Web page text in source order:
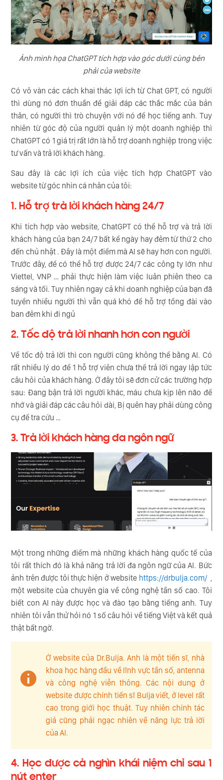
Ảnh minh họa ChatGPT tích hợp vào góc dưới cùng bên
phải của website
Có vô vàn các cách khai thác lợi ích từ Chat GPT, có người
thì dùng nó đơn thuần để giải đáp các thắc mắc của bản
thân, có người thì trò chuyện với nó để học tiếng anh. Tuy
nhiên từ góc độ của người quản lý một doanh nghiệp thì
ChatGPT có 1 giá trị rất lớn là hỗ trợ doanh nghiệp trong việc
tư vấn và trả lời khách hàng.
Sau đây là các lợi ích của việc tích hợp ChatGPT vào
website từ góc nhìn cá nhân của tôi:
1. Hỗ trợ trả lời khách hàng 24/7
Khi tích hợp vào website, ChatGPT có thể hỗ trợ và trả lời
khách hàng của bạn 24/7 bất kể ngày hay đêm từ thứ 2 cho
đến chủ nhật . Đây là một điểm mà AI sẽ hay hơn con người.
Trước đây, để có thể hỗ trợ được 24/7 các công ty lớn như
Viettel, VNP … phải thực hiện làm việc luân phiên theo ca
sáng và tối. Tuy nhiên ngay cả khi doanh nghiệp của bạn đã
tuyển nhiều người thì vẫn quá khó để hỗ trợ tổng đài vào
ban đêm khi đi ngủ
2. Tốc độ trả lời nhanh hơn con người
Về tốc độ trả lời thì con người cũng không thể bằng AI. Có
rất nhiều lý do để 1 hỗ trợ viên chưa thể trả lời ngay lập tức
câu hỏi của khách hàng. Ở đây tôi sẽ đơn cử các trường hợp
sau: Đang bận trả lời người khác, máu chưa kịp lên não để
nhớ và giải đáp các câu hỏi dài, Bị quên hay phải dùng công
cụ để tra cứu …
3. Trả lời khách hàng đa ngôn ngữ
Một trong những điểm mà những khách hàng quốc tế của
tôi rất thích đó là khả năng trả lời đa ngôn ngữ của AI. Bức
ảnh trên được tôi thực hiện ở website https://drbulja.com/,
một website của chuyên gia về công nghệ tần số cao. Tôi
biết con AI này được học và đào tạo bằng tiếng anh. Tuy
nhiên tôi vẫn thử hỏi nó 1 số câu hỏi về tiếng Việt và kết quả
thật bất ngờ.
Ở website của Dr.Bulja. Anh là một tiến sĩ, nhà
khoa học hàng đầu về lĩnh vực tần số, antenna
và công nghệ viễn thông. Các nội dung ở
website được chính tiến sĩ Bulja viết, ở level rất
cao trong giới học thuật. Tuy nhiên chính tác
giả cũng phải ngạc nhiên về năng lực trả lời
của AI.
4. Học được cả nghìn khái niệm chỉ sau 1
nút enter